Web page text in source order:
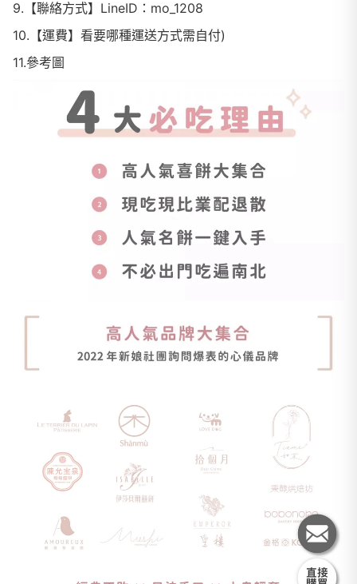
9.【聯絡方式】LineID：mo_1208
10.【運費】看要哪種運送方式需自付)
11.參考圖